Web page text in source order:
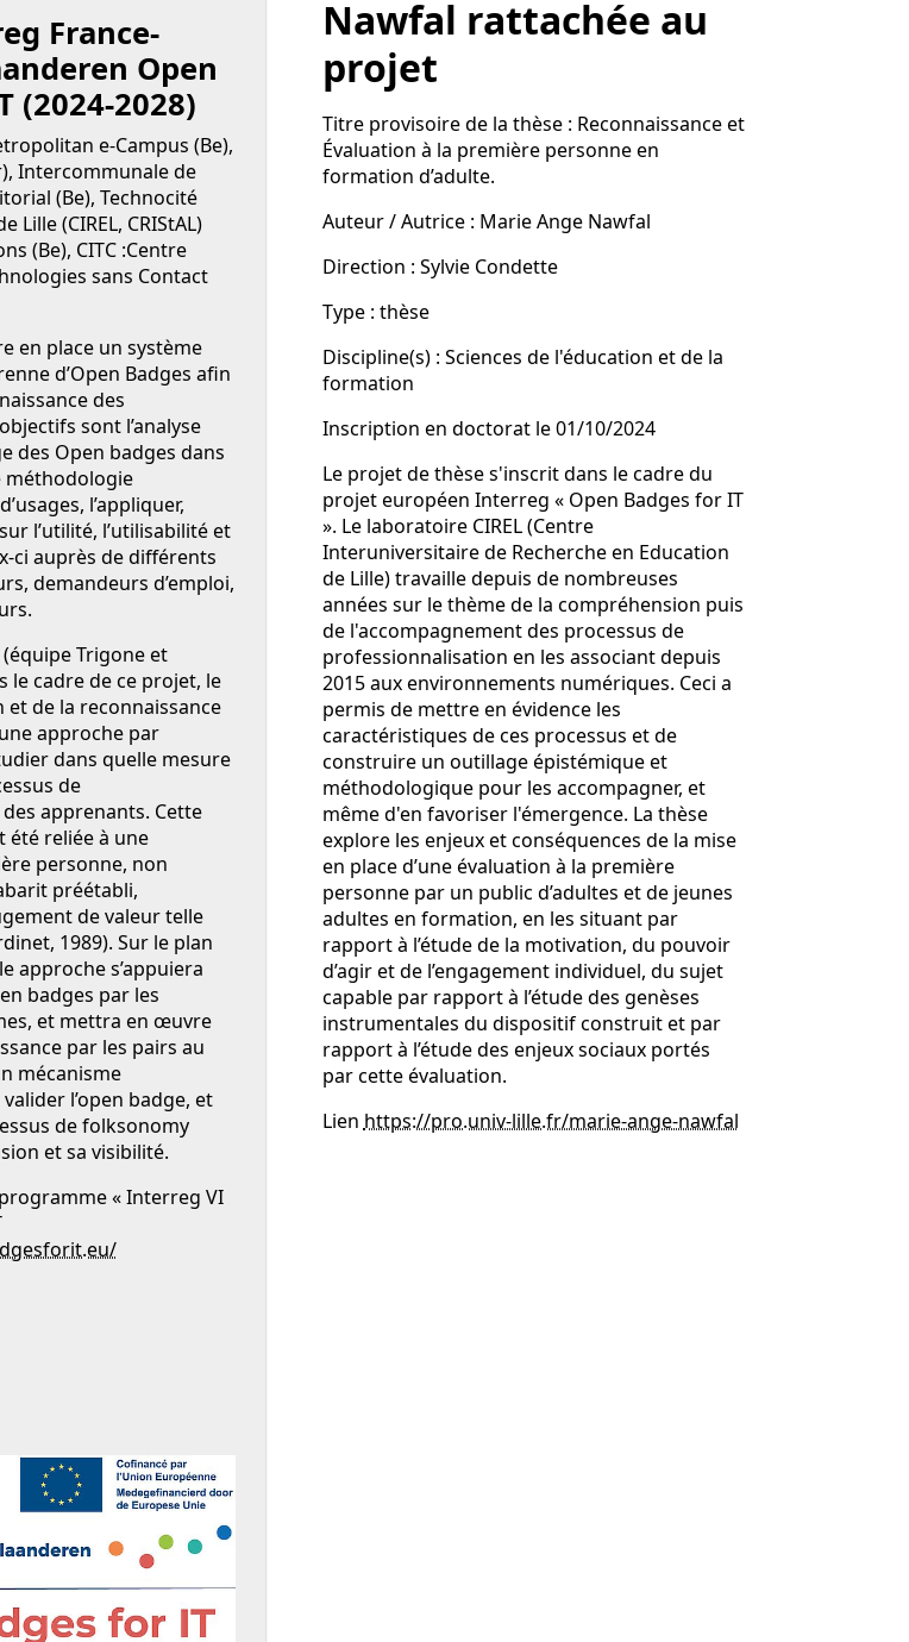
France-
Open
(2024-2028)
e-Campus (Be),
Intercommunale de
(Be), Technocité
Lille (CIREL, CRIStAL)
(Be), CITC :Centre
sans Contact
en place un système
d’Open Badges afin
des
sont l’analyse
des Open badges dans
méthodologie
l’appliquer,
l’utilité, l’utilisabilité et
ci auprès de différents
demandeurs d’emploi,
(équipe Trigone et
le cadre de ce projet, le
et de la reconnaissance
approche par
dans quelle mesure
de
apprenants. Cette
été reliée à une
personne, non
préétabli,
de valeur telle
1989). Sur le plan
approche s’appuiera
badges par les
et mettra en œuvre
par les pairs au
mécanisme
l’open badge, et
de folksonomy
et sa visibilité.
« Interreg VI
Nawfal rattachée au
projet
Titre provisoire de la thèse : Reconnaissance et
Évaluation à la première personne en
formation d’adulte.
Auteur / Autrice : Marie Ange Nawfal
Direction : Sylvie Condette
Type : thèse
Discipline(s) : Sciences de l'éducation et de la
formation
Inscription en doctorat le 01/10/2024
Le projet de thèse s'inscrit dans le cadre du
projet européen Interreg « Open Badges for IT
». Le laboratoire CIREL (Centre
Interuniversitaire de Recherche en Education
de Lille) travaille depuis de nombreuses
années sur le thème de la compréhension puis
de l'accompagnement des processus de
professionnalisation en les associant depuis
2015 aux environnements numériques. Ceci a
permis de mettre en évidence les
caractéristiques de ces processus et de
construire un outillage épistémique et
méthodologique pour les accompagner, et
même d'en favoriser l'émergence. La thèse
explore les enjeux et conséquences de la mise
en place d’une évaluation à la première
personne par un public d’adultes et de jeunes
adultes en formation, en les situant par
rapport à l’étude de la motivation, du pouvoir
d’agir et de l’engagement individuel, du sujet
capable par rapport à l’étude des genèses
instrumentales du dispositif construit et par
rapport à l’étude des enjeux sociaux portés
par cette évaluation.
Lien https://pro.univ-lille.fr/marie-ange-nawfal